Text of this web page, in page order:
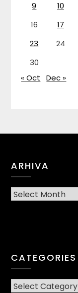
9
10
16
17
23
24
30
« Oct
Dec »
ARHIVA
Arhiva
CATEGORIES
CATEGORIES